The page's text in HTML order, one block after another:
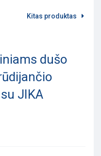
Kitas produktas
dušo
JIKA